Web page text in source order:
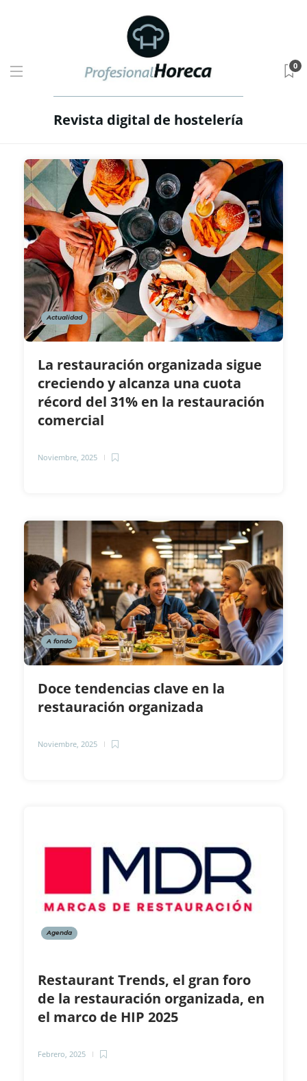
Revista digital de hostelería
0
Actualidad
La restauración organizada sigue
creciendo y alcanza una cuota
récord del 31% en la restauración
comercial
Noviembre, 2025
A fondo
Doce tendencias clave en la
restauración organizada
Noviembre, 2025
Agenda
Restaurant Trends, el gran foro
de la restauración organizada, en
el marco de HIP 2025
Febrero, 2025